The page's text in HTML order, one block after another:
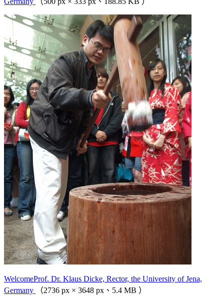
WelcomeProf. Dr. Klaus Dicke, Rector, the University of Jena,
Germany
（2736 px × 3648 px、5.4 MB ）